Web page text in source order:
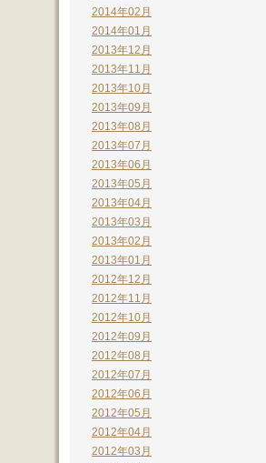
2014年02月
2014年01月
2013年12月
2013年11月
2013年10月
2013年09月
2013年08月
2013年07月
2013年06月
2013年05月
2013年04月
2013年03月
2013年02月
2013年01月
2012年12月
2012年11月
2012年10月
2012年09月
2012年08月
2012年07月
2012年06月
2012年05月
2012年04月
2012年03月